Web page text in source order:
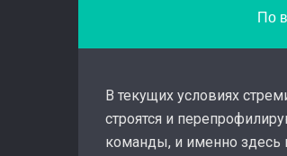
По
В текущих условиях
строятся и
команды, и именно здесь